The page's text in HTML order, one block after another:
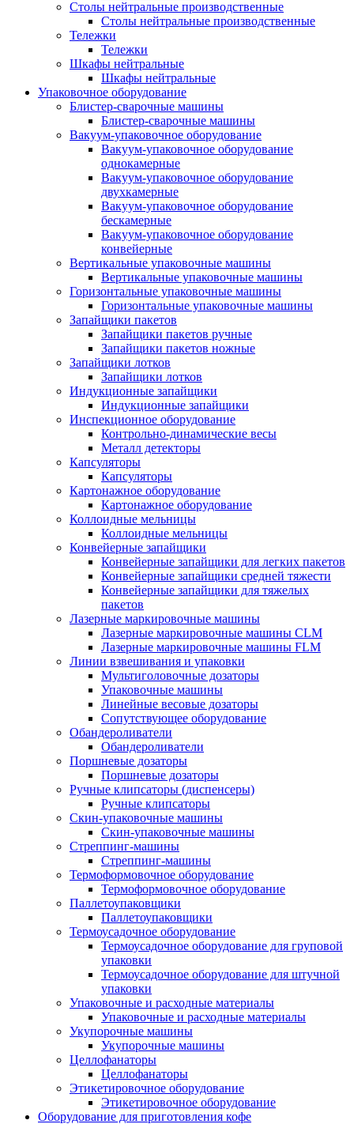
Столы нейтральные производственные
Столы нейтральные производственные
Тележки
Тележки
Шкафы нейтральные
Шкафы нейтральные
Упаковочное оборудование
Блистер-сварочные машины
Блистер-сварочные машины
Вакуум-упаковочное оборудование
Вакуум-упаковочное оборудование
однокамерные
Вакуум-упаковочное оборудование
двухкамерные
Вакуум-упаковочное оборудование
беcкамерные
Вакуум-упаковочное оборудование
конвейерные
Вертикальные упаковочные машины
Вертикальные упаковочные машины
Горизонтальные упаковочные машины
Горизонтальные упаковочные машины
Запайщики пакетов
Запайщики пакетов ручные
Запайщики пакетов ножные
Запайщики лотков
Запайщики лотков
Индукционные запайщики
Индукционные запайщики
Инспекционное оборудование
Контрольно-динамические весы
Металл детекторы
Капсуляторы
Капсуляторы
Картонажное оборудование
Картонажное оборудование
Коллоидные мельницы
Коллоидные мельницы
Конвейерные запайщики
Конвейерные запайщики для легких пакетов
Конвейерные запайщики средней тяжести
Конвейерные запайщики для тяжелых
пакетов
Лазерные маркировочные машины
Лазерные маркировочные машины CLM
Лазерные маркировочные машины FLM
Линии взвешивания и упаковки
Мультиголовочные дозаторы
Упаковочные машины
Линейные весовые дозаторы
Сопутствующее оборудование
Обандероливатели
Обандероливатели
Поршневые дозаторы
Поршневые дозаторы
Ручные клипсаторы (диспенсеры)
Ручные клипсаторы
Скин-упаковочные машины
Скин-упаковочные машины
Стреппинг-машины
Стреппинг-машины
Термоформовочное оборудование
Термоформовочное оборудование
Паллетоупаковщики
Паллетоупаковщики
Термоусадочное оборудование
Термоусадочное оборудование для груповой
упаковки
Термоусадочное оборудование для штучной
упаковки
Упаковочные и расходные материалы
Упаковочные и расходные материалы
Укупорочные машины
Укупорочные машины
Целлофанаторы
Целлофанаторы
Этикетировочное оборудование
Этикетировочное оборудование
Оборудование для приготовления кофе